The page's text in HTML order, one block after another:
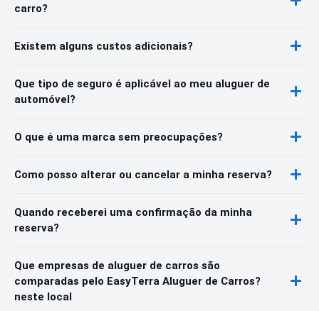
carro?
Existem alguns custos adicionais?
Que tipo de seguro é aplicável ao meu aluguer de
automóvel?
O que é uma marca sem preocupações?
Como posso alterar ou cancelar a minha reserva?
Quando receberei uma confirmação da minha
reserva?
Que empresas de aluguer de carros são
comparadas pelo EasyTerra Aluguer de Carros?
neste local